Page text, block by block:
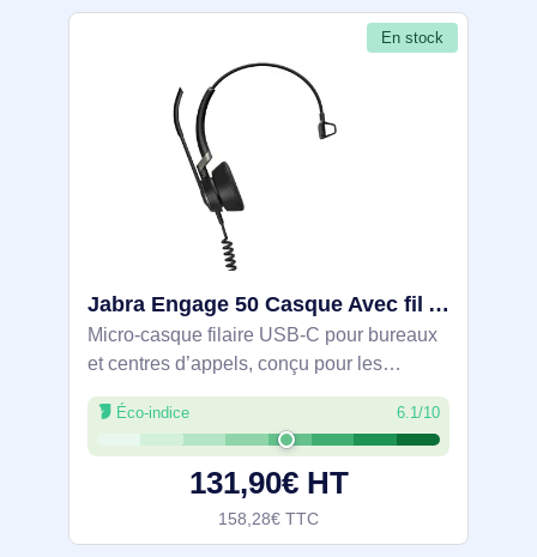
En stock
Jabra Engage 50 Casque Avec fil Arceau Bureau/Centre d'appels USB Type-C - 5093-610-189
Micro-casque filaire USB‑C pour bureaux
et centres d’appels, conçu pour les
échanges prolongés. Système à trois
microphones antibruit et DSP pour des
voix nettes, indicateurs d’état multicolores
Éco-indice 6.1/10
131,90€ HT
158,28€ TTC